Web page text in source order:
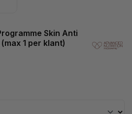
Skin Anti
1 per klant)